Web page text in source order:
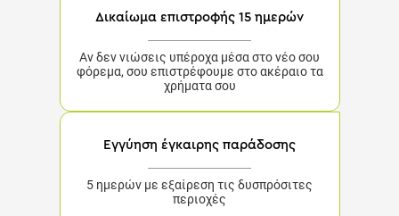
Δικαίωμα επιστροφής 15 ημερών
Αν δεν νιώσεις υπέροχα μέσα στο νέο σου
φόρεμα, σου επιστρέφουμε στο ακέραιο τα
χρήματα σου
Εγγύηση έγκαιρης παράδοσης
5 ημερών με εξαίρεση τις δυσπρόσιτες
περιοχές